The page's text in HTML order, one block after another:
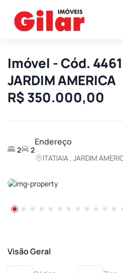
Imóvel - Cód.
JARDIM AMERICA
R$ 350.000,00
2 2
Endereço
ITATIAIA , JARDIM
Visão Geral